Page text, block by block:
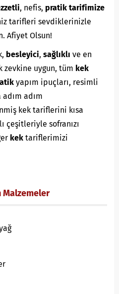
, nefis, pratik tarifimize
tarifleri sevdiklerinizle
Afiyet Olsun!
besleyici, sağlıklı ve en
uygun, tüm kek
yapım ipuçları, resimli
adım
kek tariflerini kısa
çeşitleriyle sofranızı
kek tariflerimizi
Malzemeler